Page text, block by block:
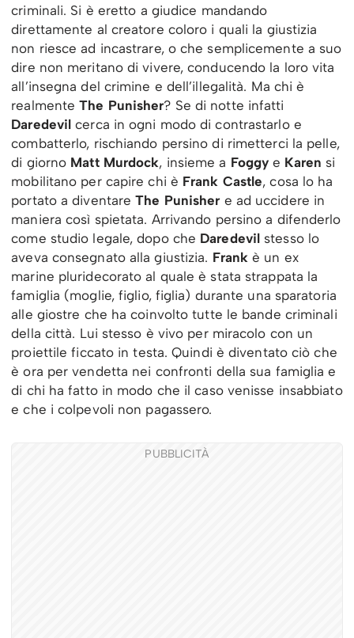
criminali. Si è eretto a giudice mandando
direttamente al creatore coloro i quali la giustizia
non riesce ad incastrare, o che semplicemente a suo
dire non meritano di vivere, conducendo la loro vita
all’insegna del crimine e dell’illegalità. Ma chi è
realmenteThe Punisher? Se di notte infatti
Daredevil cerca in ogni modo di contrastarlo e
combatterlo, rischiando persino di rimetterci la pelle,
di giorno Matt Murdock, insieme a Foggye Karen si
mobilitano per capire chi è Frank Castle, cosa lo ha
portato a diventareThe Punishere ad uccidere in
maniera così spietata. Arrivando persino a difenderlo
come studio legale, dopo che Daredevil stesso lo
aveva consegnato alla giustizia. Frank è un ex
marine pluridecorato al quale è stata strappata la
famiglia (moglie, figlio, figlia) durante una sparatoria
alle giostre che ha coinvolto tutte le bande criminali
della città. Lui stesso è vivo per miracolo con un
proiettile ficcato in testa. Quindi è diventato ciò che
è ora per vendetta nei confronti della sua famiglia e
di chi ha fatto in modo che il caso venisse insabbiato
e che i colpevoli non pagassero.
PUBBLICITÀ